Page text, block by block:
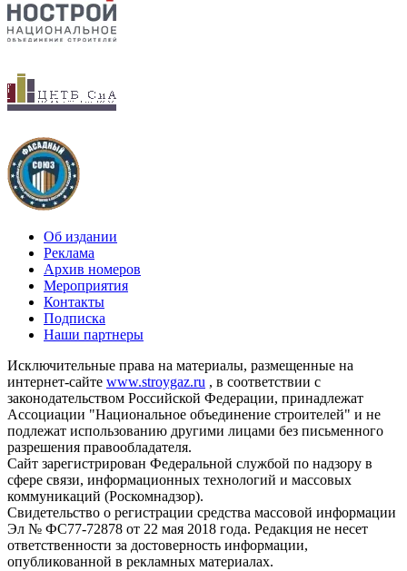
Об издании
Реклама
Архив номеров
Мероприятия
Контакты
Подписка
Наши партнеры
Исключительные права на материалы, размещенные на
интернет-сайте www.stroygaz.ru , в соответствии с
законодательством Российской Федерации, принадлежат
Ассоциации "Национальное объединение строителей" и не
подлежат использованию другими лицами без письменного
разрешения правообладателя.
Сайт зарегистрирован Федеральной службой по надзору в
сфере связи, информационных технологий и массовых
коммуникаций (Роскомнадзор).
Свидетельство о регистрации средства массовой информации
Эл № ФС77-72878 от 22 мая 2018 года. Редакция не несет
ответственности за достоверность информации,
опубликованной в рекламных материалах.